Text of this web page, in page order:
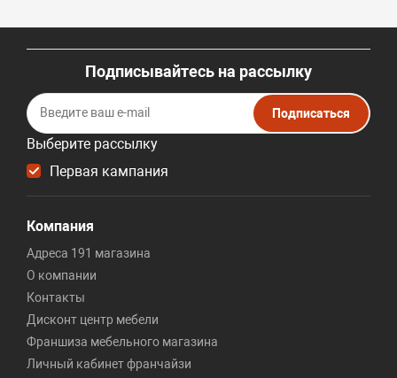
Подписывайтесь на рассылку
Выберите рассылку
Первая кампания
Подписаться
Компания
Адреса 191 магазина
О компании
Контакты
Дисконт центр мебели
Франшиза мебельного магазина
Личный кабинет франчайзи